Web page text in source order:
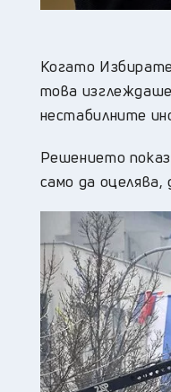
Когато
това
нестабилните
Решението
само да